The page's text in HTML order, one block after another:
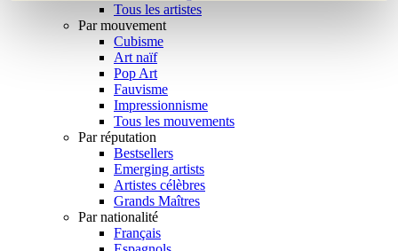
Tous les artistes
Par mouvement
Cubisme
Art naïf
Pop Art
Fauvisme
Impressionnisme
Tous les mouvements
Par réputation
Bestsellers
Emerging artists
Artistes célèbres
Grands Maîtres
Par nationalité
Français